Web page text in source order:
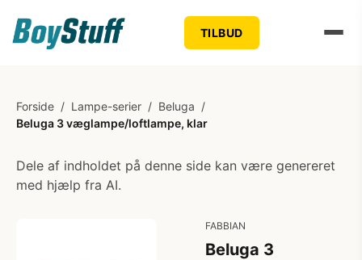
TILBUD
Forside / Lampe-serier / Beluga /
Beluga 3 væglampe/loftlampe, klar
Dele af indholdet på denne side kan være genereret
med hjælp fra AI.
FABBIAN
Beluga 3